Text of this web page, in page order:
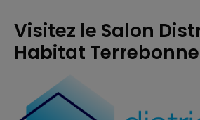
Visitez le Salon
Habitat